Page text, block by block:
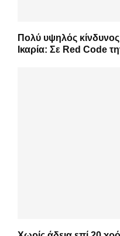
Πολύ υψηλός
Ικαρία: Σε Red Code